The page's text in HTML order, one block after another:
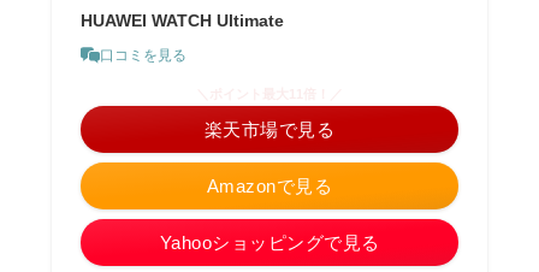
HUAWEI WATCH Ultimate
口コミを見る
Amazonで見る
楽天市場で見る
Yahooショッピングで見る